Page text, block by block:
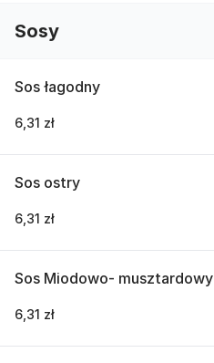
Sosy
Sos łagodny
6,31 zł
Sos ostry
6,31 zł
Sos Miodowo- musztardowy
6,31 zł